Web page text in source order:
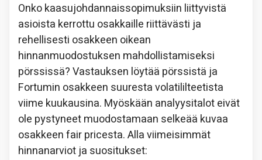
Onko kaasujohdannaissopimuksiin liittyvistä
asioista kerrottu osakkaille riittävästi ja
rehellisesti osakkeen oikean
hinnanmuodostuksen mahdollistamiseksi
pörssissä? Vastauksen löytää pörssistä ja
Fortumin osakkeen suuresta volatililteetista
viime kuukausina. Myöskään analyysitalot eivät
ole pystyneet muodostamaan selkeää kuvaa
osakkeen fair pricesta. Alla viimeisimmät
hinnanarviot ja suositukset: